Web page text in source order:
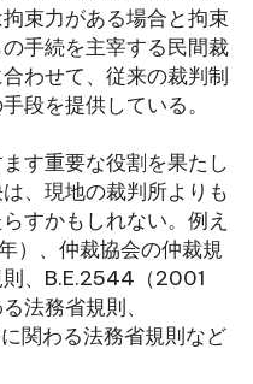
束力がある場合と拘束
手続を主宰する民間裁
わせて、従来の裁判制
段を提供している。
す重要な役割を果たし
、現地の裁判所よりも
すかもしれない。例え
）、仲裁協会の仲裁規
則、B.E.2544（2001
法務省規則、
関わる法務省規則など